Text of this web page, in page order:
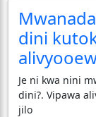
dini
Je ni kwa nini
dini?. Vipawa
jilo